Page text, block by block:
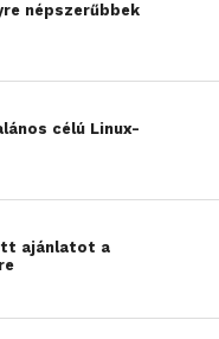
népszerűbbek
célú Linux-
ajánlatot a